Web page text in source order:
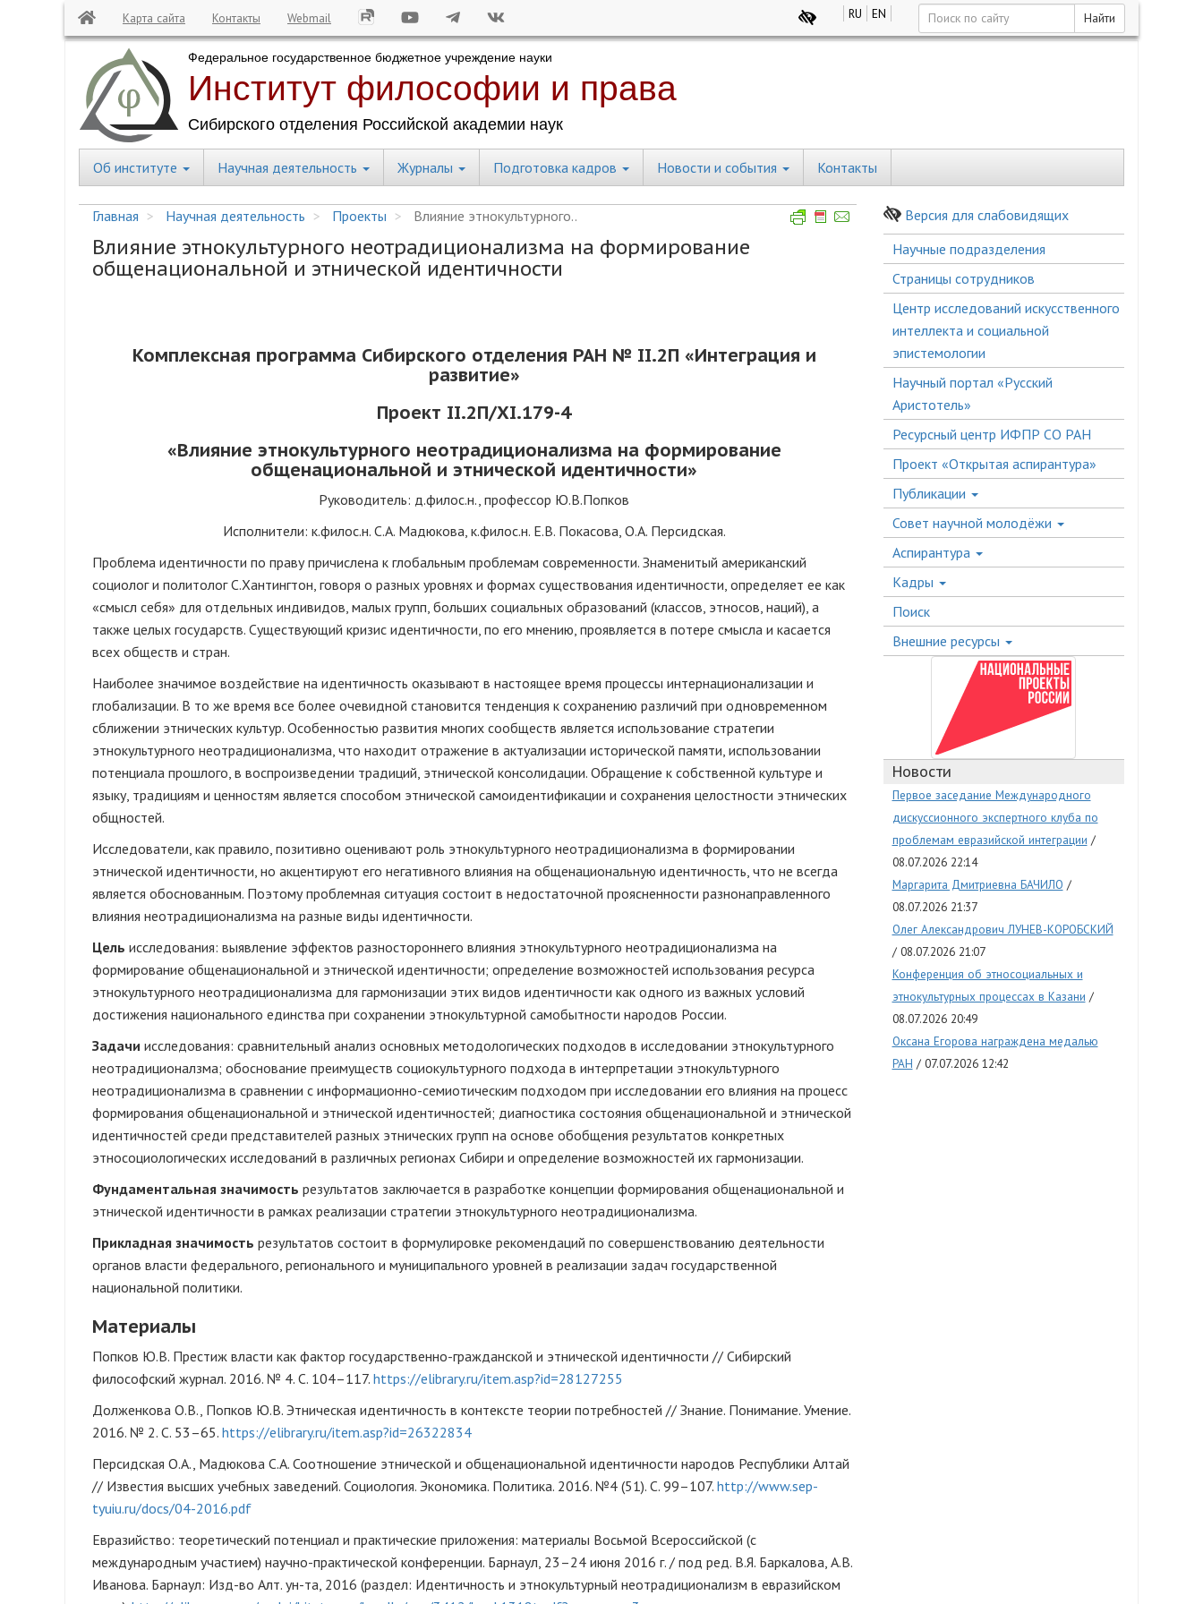
Карта сайта Контакты Webmail RU EN Найти
Central
Об институте Научная деятельность Журналы Подготовка кадров Новости и события Контакты
Главная Научная деятельность Проекты Влияние этнокультурного..
Влияние этнокультурного неотрадиционализма на формирование
общенациональной и этнической идентичности
Комплексная программа Сибирского отделения РАН № II.2П «Интеграция и
развитие»
Проект II.2П/XI.179-4
«Влияние этнокультурного неотрадиционализма на формирование
общенациональной и этнической идентичности»
Руководитель: д.филос.н., профессор Ю.В.Попков
Исполнители: к.филос.н. С.А. Мадюкова, к.филос.н. Е.В. Покасова, О.А. Персидская.
Проблема идентичности по праву причислена к глобальным проблемам современности. Знаменитый американский
социолог и политолог С.Хантингтон, говоря о разных уровнях и формах существования идентичности, определяет ее как
«смысл себя» для отдельных индивидов, малых групп, больших социальных образований (классов, этносов, наций), а
также целых государств. Существующий кризис идентичности, по его мнению, проявляется в потере смысла и касается
всех обществ и стран.
Наиболее значимое воздействие на идентичность оказывают в настоящее время процессы интернационализации и
глобализации. В то же время все более очевидной становится тенденция к сохранению различий при одновременном
сближении этнических культур. Особенностью развития многих сообществ является использование стратегии
этнокультурного неотрадиционализма, что находит отражение в актуализации исторической памяти, использовании
потенциала прошлого, в воспроизведении традиций, этнической консолидации. Обращение к собственной культуре и
языку, традициям и ценностям является способом этнической самоидентификации и сохранения целостности этнических
общностей.
Исследователи, как правило, позитивно оценивают роль этнокультурного неотрадиционализма в формировании
этнической идентичности, но акцентируют его негативного влияния на общенациональную идентичность, что не всегда
является обоснованным. Поэтому проблемная ситуация состоит в недостаточной проясненности разнонаправленного
влияния неотрадиционализма на разные виды идентичности.
Цель исследования: выявление эффектов разностороннего влияния этнокультурного неотрадиционализма на
формирование общенациональной и этнической идентичности; определение возможностей использования ресурса
этнокультурного неотрадиционализма для гармонизации этих видов идентичности как одного из важных условий
достижения национального единства при сохранении этнокультурной самобытности народов России.
Задачи исследования: сравнительный анализ основных методологических подходов в исследовании этнокультурного
неотрадиционалзма; обоснование преимуществ социокультурного подхода в интерпретации этнокультурного
неотрадиционализма в сравнении с информационно-семиотическим подходом при исследовании его влияния на процесс
формирования общенациональной и этнической идентичностей; диагностика состояния общенациональной и этнической
идентичностей среди представителей разных этнических групп на основе обобщения результатов конкретных
этносоциологических исследований в различных регионах Сибири и определение возможностей их гармонизации.
Фундаментальная значимость результатов заключается в разработке концепции формирования общенациональной и
этнической идентичности в рамках реализации стратегии этнокультурного неотрадиционализма.
Прикладная значимость результатов состоит в формулировке рекомендаций по совершенствованию деятельности
органов власти федерального, регионального и муниципального уровней в реализации задач государственной
национальной политики.
Материалы
Попков Ю.В. Престиж власти как фактор государственно-гражданской и этнической идентичности // Сибирский
философский журнал. 2016. № 4. С. 104–117. https://elibrary.ru/item.asp?id=28127255
Долженкова О.В., Попков Ю.В. Этническая идентичность в контексте теории потребностей // Знание. Понимание. Умение.
2016. № 2. С. 53–65. https://elibrary.ru/item.asp?id=26322834
Персидская О.А., Мадюкова С.А. Соотношение этнической и общенациональной идентичности народов Республики Алтай
// Известия высших учебных заведений. Социология. Экономика. Политика. 2016. №4 (51). С. 99–107. http://www.sep-
tyuiu.ru/docs/04-2016.pdf
Евразийство: теоретический потенциал и практические приложения: материалы Восьмой Всероссийской (с
международным участием) научно-практической конференции. Барнаул, 23–24 июня 2016 г. / под ред. В.Я. Баркалова, А.В.
Иванова. Барнаул: Изд-во Алт. ун-та, 2016 (раздел: Идентичность и этнокультурный неотрадиционализм в евразийском
Версия для слабовидящих
Боковое
меню
Научные подразделения
Страницы сотрудников
Центр исследований искусственного
интеллекта и социальной
эпистемологии
Научный портал «Русский
Аристотель»
Ресурсный центр ИФПР СО РАН
Проект «Открытая аспирантура»
Публикации
Совет научной молодёжи
Аспирантура
Кадры
Поиск
Внешние ресурсы
Новости
Первое заседание Международного
дискуссионного экспертного клуба по
проблемам евразийской интеграции
08.07.2026 22:14
Маргарита Дмитриевна БАЧИЛО
08.07.2026 21:37
Олег Александрович ЛУНЕВ-КОРОБСКИЙ
08.07.2026 21:07
Конференция об этносоциальных и
этнокультурных процессах в Казани
08.07.2026 20:49
Оксана Егорова награждена медалью
РАН
07.07.2026 12:42